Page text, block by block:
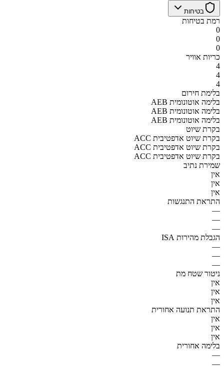
בטיחות
רמת בטיחות
0
0
0
כריות אוויר
4
4
4
בלימת חירום
AEB בלימה אוטונומית
AEB בלימה אוטונומית
AEB בלימה אוטונומית
בקרת שיוט
ACC בקרת שיוט אדפטיבית
ACC בקרת שיוט אדפטיבית
ACC בקרת שיוט אדפטיבית
שמירת נתיב
אין
אין
אין
התראת התנגשות
—
—
—
הגבלת מהירות ISA
—
—
—
ניטור שטח מת
אין
אין
אין
התראת תנועה אחורית
אין
אין
אין
בלימה אחורית
—
—